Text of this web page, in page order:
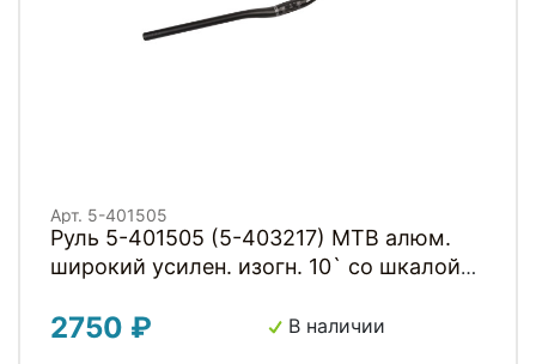
Арт. 5-401505
Руль 5-401505 (5-403217) MTB алюм.
широкий усилен. изогн. 10` со шкалой
320BTFOV(ISO-M) мат. черный на блист.
2750 ₽ В наличии